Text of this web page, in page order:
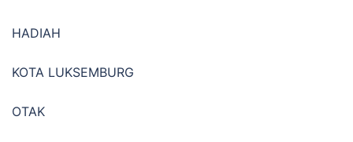
HADIAH
KOTA LUKSEMBURG
OTAK